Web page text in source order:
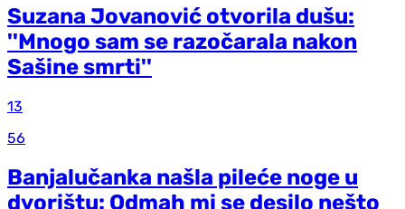
Suzana Jovanović otvorila dušu:
''Mnogo sam se razočarala nakon
Sašine smrti''
13
56
Banjalučanka našla pileće noge u
dvorištu: Odmah mi se desilo nešto